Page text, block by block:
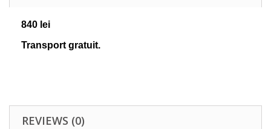
840 lei
Transport gratuit.
REVIEWS (0)